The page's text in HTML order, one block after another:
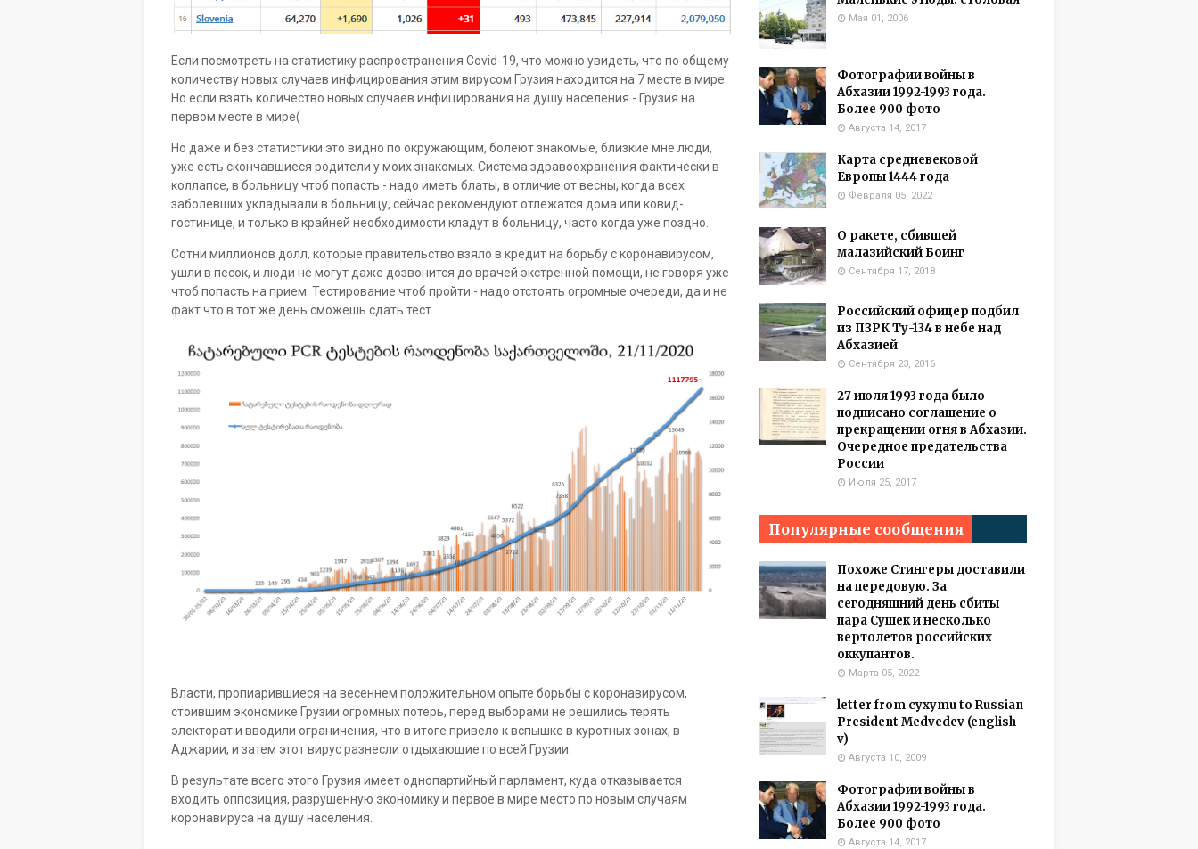
Если посмотреть на статистику распространения Covid-19, что можно увидеть, что по общему
количеству новых случаев инфицирования этим вирусом Грузия находится на 7 месте в мире.
Но если взять количество новых случаев инфицирования на душу населения - Грузия на
первом месте в мире(
Но даже и без статистики это видно по окружающим, болеют знакомые, близкие мне люди,
уже есть скончавшиеся родители у моих знакомых. Система здравоохранения фактически в
коллапсе, в больницу чтоб попасть - надо иметь блаты, в отличие от весны, когда всех
заболевших укладывали в больницу, сейчас рекомендуют отлежатся дома или ковид-
гостинице, и только в крайней необходимости кладут в больницу, часто когда уже поздно.
Сотни миллионов долл, которые правительство взяло в кредит на борьбу с коронавирусом,
ушли в песок, и люди не могут даже дозвонится до врачей экстренной помощи, не говоря уже
чтоб попасть на прием. Тестирование чтоб пройти - надо отстоять огромные очереди, да и не
факт что в тот же день сможешь сдать тест.
Власти, пропиарившиеся на весеннем положительном опыте борьбы с коронавирусом,
стоившим экономике Грузии огромных потерь, перед выборами не решились терять
электорат и вводили ограничения, что в итоге привело к вспышке в куротных зонах, в
Аджарии, и затем этот вирус разнесли отдыхающие по всей Грузии.
В результате всего этого Грузия имеет однопартийный парламент, куда отказывается
входить оппозиция, разрушенную экономику и первое в мире место по новым случаям
коронавируса на душу населения.
Мая 01, 2006
Фотографии войны в
Абхазии 1992-1993 года.
Более 900 фото
Августа 14, 2017
Карта средневековой
Европы 1444 года
Февраля 05, 2022
О ракете, сбившей
малазийский Боинг
Сентября 17, 2018
Российский офицер подбил
из ПЗРК Ту-134 в небе над
Абхазией
Сентября 23, 2016
27 июля 1993 года было
подписано соглашение о
прекращении огня в Абхазии.
Очередное предательства
России
Июля 25, 2017
Популярные сообщения
Похоже Стингеры доставили
на передовую. За
сегодняшний день сбиты
пара Сушек и несколько
вертолетов российских
оккупантов.
Марта 05, 2022
letter from cyxymu to Russian
President Medvedev (english
v)
Августа 10, 2009
Фотографии войны в
Абхазии 1992-1993 года.
Более 900 фото
Августа 14, 2017